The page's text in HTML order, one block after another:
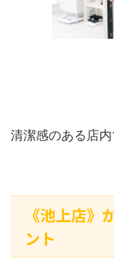
清潔感のある店内
《池上店》
ント